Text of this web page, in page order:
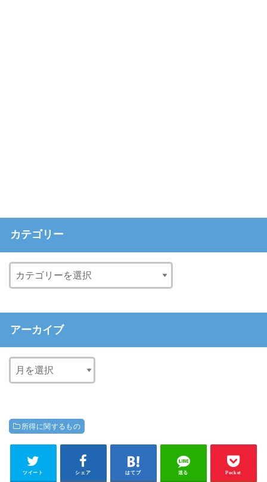
カテゴリー
アーカイブ
所得に関するもの
ツイート シェア はてブ 送る Pocket